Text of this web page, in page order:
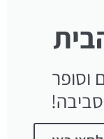
וסופר